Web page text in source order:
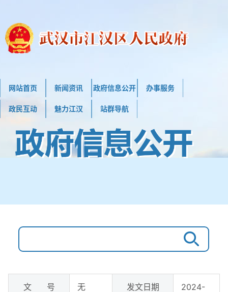
网站首页 新闻资讯 政府信息公开 办事服务
政民互动 魅力江汉 站群导航
文 号 无 发文日期
2024-